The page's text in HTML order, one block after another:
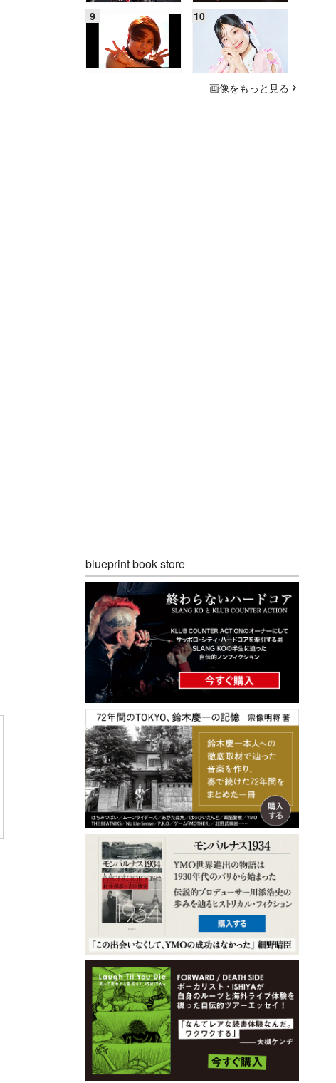
画像をもっと見る
blueprint book store